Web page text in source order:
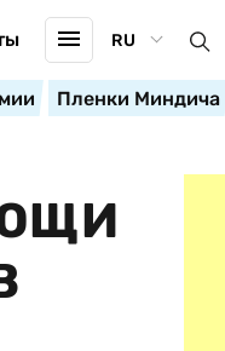
RU
Пленки Миндича